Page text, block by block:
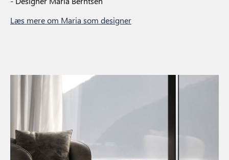
Læs mere om Maria som designer